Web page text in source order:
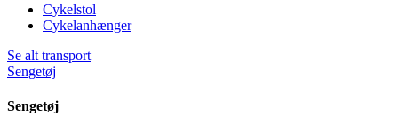
Cykelstol
Cykelanhænger
Se alt transport
Sengetøj
Sengetøj